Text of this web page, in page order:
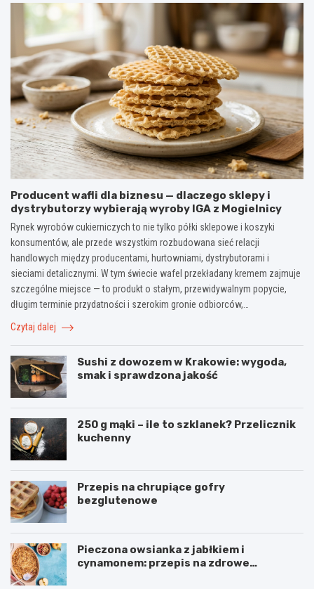
Producent wafli dla biznesu — dlaczego sklepy i
dystrybutorzy wybierają wyroby IGA z Mogielnicy
Rynek wyrobów cukierniczych to nie tylko półki sklepowe i koszyki
konsumentów, ale przede wszystkim rozbudowana sieć relacji
handlowych między producentami, hurtowniami, dystrybutorami i
sieciami detalicznymi. W tym świecie wafel przekładany kremem zajmuje
szczególne miejsce — to produkt o stałym, przewidywalnym popycie,
długim terminie przydatności i szerokim gronie odbiorców,…
Czytaj dalej
Sushi z dowozem w Krakowie: wygoda,
smak i sprawdzona jakość
250 g mąki – ile to szklanek? Przelicznik
kuchenny
Przepis na chrupiące gofry
bezglutenowe
Pieczona owsianka z jabłkiem i
cynamonem: przepis na zdrowe